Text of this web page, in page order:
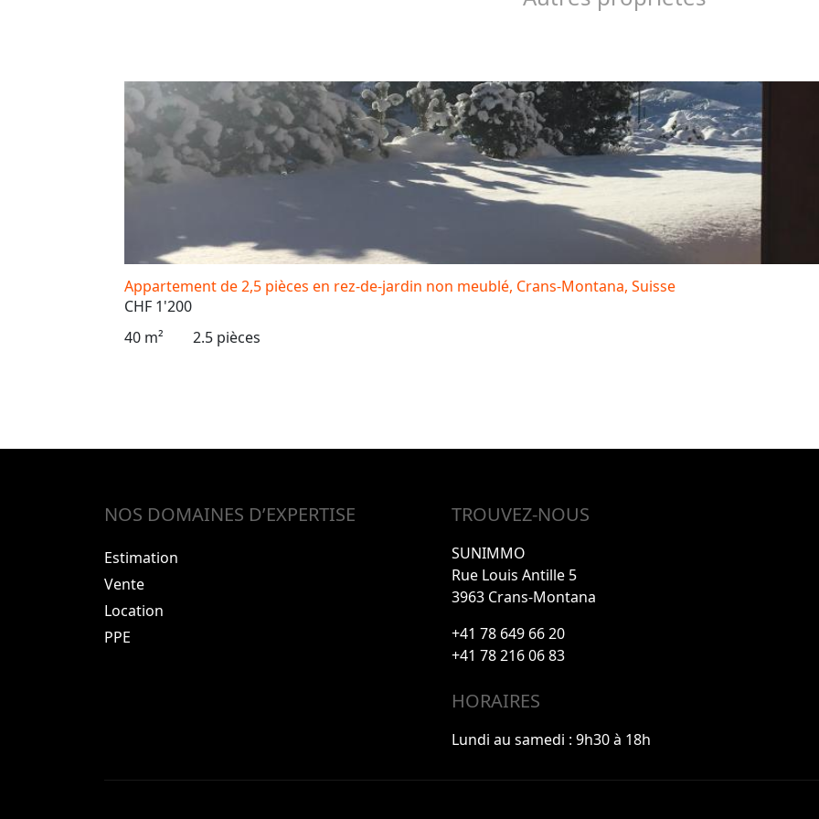
Appartement de 2,5 pièces en rez-de-jardin non meublé, Crans-Montana, Suisse
CHF 1'200
40 m²
2.5 pièces
NOS DOMAINES D’EXPERTISE
Estimation
Vente
Location
PPE
TROUVEZ-NOUS
SUNIMMO
Rue Louis Antille 5
3963 Crans-Montana
+41 78 649 66 20
+41 78 216 06 83
HORAIRES
Lundi au samedi : 9h30 à 18h